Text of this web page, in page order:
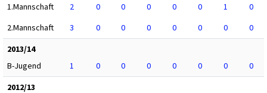
1.Mannschaft
2 0 0 0 0 0 1
0
2.Mannschaft
3 0 0 0 0 0 0
0
2013/14
B-Jugend
1 0 0 0 0 0 0
0
2012/13